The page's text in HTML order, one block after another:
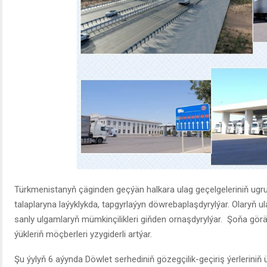
Türkmenistanyň çäginden geçýän halkara ulag geçelgeleriniň
talaplaryna laýyklykda, tapgyrlaýyn döwrebaplaşdyrylýar. Olaryň
sanly ulgamlaryň mümkinçilikleri giňden ornaşdyrylýar. Şoňa
ýükleriň möçberleri yzygiderli artýar.
Şu ýylyň 6 aýynda Döwlet serhediniň gözegçilik-geçiriş